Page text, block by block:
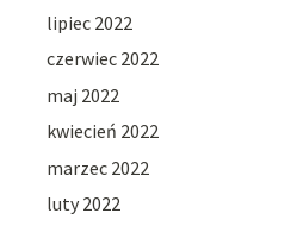
lipiec 2022
czerwiec 2022
maj 2022
kwiecień 2022
marzec 2022
luty 2022